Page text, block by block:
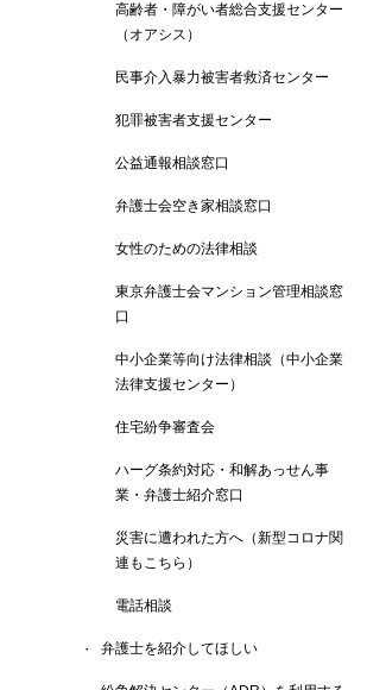
高齢者・障がい者総合支援センター
（オアシス）
民事介入暴力被害者救済センター
犯罪被害者支援センター
公益通報相談窓口
弁護士会空き家相談窓口
女性のための法律相談
東京弁護士会マンション管理相談窓
口
中小企業等向け法律相談（中小企業
法律支援センター）
住宅紛争審査会
ハーグ条約対応・和解あっせん事
業・弁護士紹介窓口
災害に遭われた方へ（新型コロナ関
連もこちら）
電話相談
弁護士を紹介してほしい